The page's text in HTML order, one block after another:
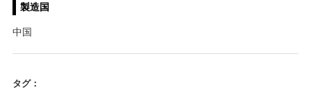
製造国
中国
タグ：